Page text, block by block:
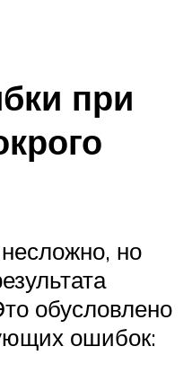
при
но
обусловлено
ошибок: